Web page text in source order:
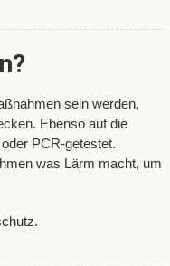
sein werden,
Ebenso auf die
PCR-getestet.
was Lärm macht, um